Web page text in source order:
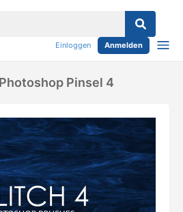
Einloggen Anmelden
Pinsel 4